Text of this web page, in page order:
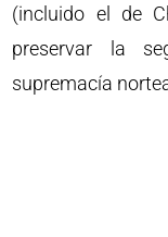
(incluido el de
preservar la
supremacía